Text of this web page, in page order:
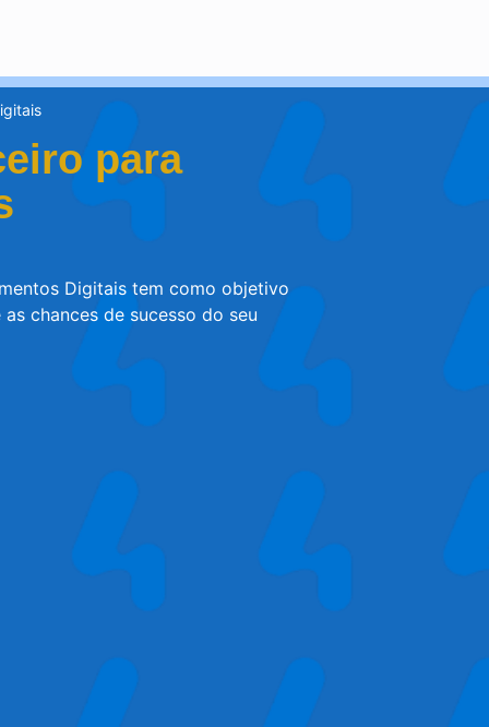
para
Digitais tem como objetivo
chances de sucesso do seu